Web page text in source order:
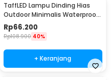
TaffLED Lampu Dinding Hias
Outdoor Minimalis Waterproof
Warm White 6W - NR-10
Rp66.200
Rp108.900 40%
+ Keranjang